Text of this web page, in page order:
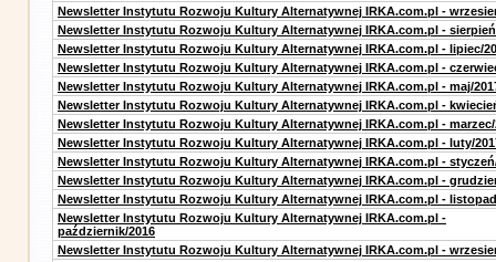
Newsletter Instytutu Rozwoju Kultury Alternatywnej IRKA.com.pl -
Newsletter Instytutu Rozwoju Kultury Alternatywnej IRKA.com.pl -
Newsletter Instytutu Rozwoju Kultury Alternatywnej IRKA.com.pl - lipiec/
Newsletter Instytutu Rozwoju Kultury Alternatywnej IRKA.com.pl -
Newsletter Instytutu Rozwoju Kultury Alternatywnej IRKA.com.pl - maj/
Newsletter Instytutu Rozwoju Kultury Alternatywnej IRKA.com.pl -
Newsletter Instytutu Rozwoju Kultury Alternatywnej IRKA.com.pl - marzec/
Newsletter Instytutu Rozwoju Kultury Alternatywnej IRKA.com.pl - luty/
Newsletter Instytutu Rozwoju Kultury Alternatywnej IRKA.com.pl -
Newsletter Instytutu Rozwoju Kultury Alternatywnej IRKA.com.pl -
Newsletter Instytutu Rozwoju Kultury Alternatywnej IRKA.com.pl -
Newsletter Instytutu Rozwoju Kultury Alternatywnej IRKA.com.pl -
październik/2016
Newsletter Instytutu Rozwoju Kultury Alternatywnej IRKA.com.pl -